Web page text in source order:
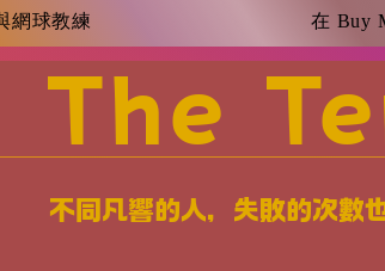
The
不同凡響的人，失敗的次數
網球教練 在 Buy